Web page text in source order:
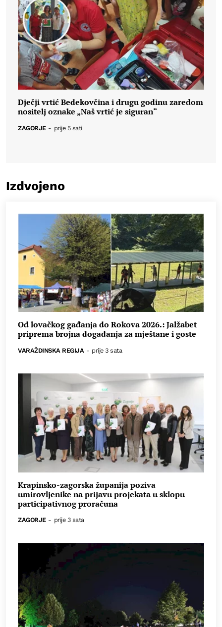
Dječji vrtić Bedekovčina i drugu godinu zaredom
nositelj oznake „Naš vrtić je siguran“
ZAGORJE - prije 5 sati
Izdvojeno
Od lovačkog gađanja do Rokova 2026.: Jalžabet
priprema brojna događanja za mještane i goste
VARAŽDINSKA REGIJA - prije 3 sata
Krapinsko-zagorska županija poziva
umirovljenike na prijavu projekata u sklopu
participativnog proračuna
ZAGORJE - prije 3 sata